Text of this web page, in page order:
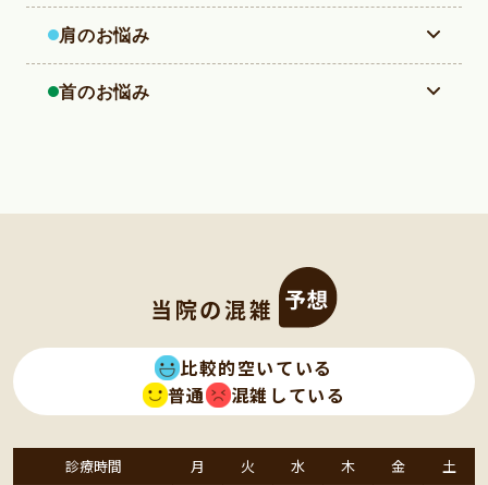
【股】特発性大腿骨頭壊死
【股】臼蓋形成不全
【股】大腿骨頚部骨折
【腰】腰部脊柱管狭窄症
【腰】腰椎椎間板ヘルニア
【腰・背中】脊椎側弯症
【手】キーンベック病
【手】ガングリオン
【手・指】ドケルバン病
【手・指】バネ指
【手・指】マレット変形
【肘】野球肘
【肘】外側上顆炎/テニス肘
【肘】肘部管症候群
【肘】前骨間神経麻痺/後骨間神経麻痺
【肘】変形性肘関節症
【肘】尺骨神経麻痺
肩のお悩み
【肩】反復性肩関節脱臼
【肩】肩関節周囲炎/四十肩/五十肩
【肩】翼状肩甲
【頚】胸郭出口症候群
首のお悩み
【頚】外傷性頚症候群
【頚】頸椎椎間板ヘルニア
当院の混雑
比較的空いている
普通
混雑している
診療時間 月 火 水 木 金 土